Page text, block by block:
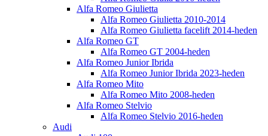
Alfa Romeo Giulietta
Alfa Romeo Giulietta 2010-2014
Alfa Romeo Giulietta facelift 2014-heden
Alfa Romeo GT
Alfa Romeo GT 2004-heden
Alfa Romeo Junior Ibrida
Alfa Romeo Junior Ibrida 2023-heden
Alfa Romeo Mito
Alfa Romeo Mito 2008-heden
Alfa Romeo Stelvio
Alfa Romeo Stelvio 2016-heden
Audi